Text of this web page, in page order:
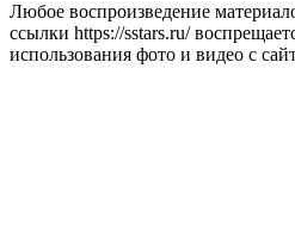
Любое воспроизведение
ссылки https://sstars.ru/
использования фото и видео с